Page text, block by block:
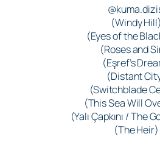
(Windy Hill)
(Eyes of the
(Roses and
(Eşref’s
(Distant
(Switchblade
(This Sea Will
(Yalı Çapkını / The
(The Heir)